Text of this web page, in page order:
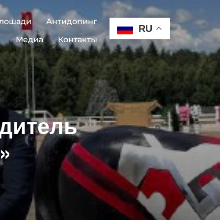
Антидопинг
Медиа
Контакты
RU